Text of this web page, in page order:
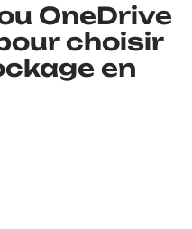
OneDrive
choisir
en